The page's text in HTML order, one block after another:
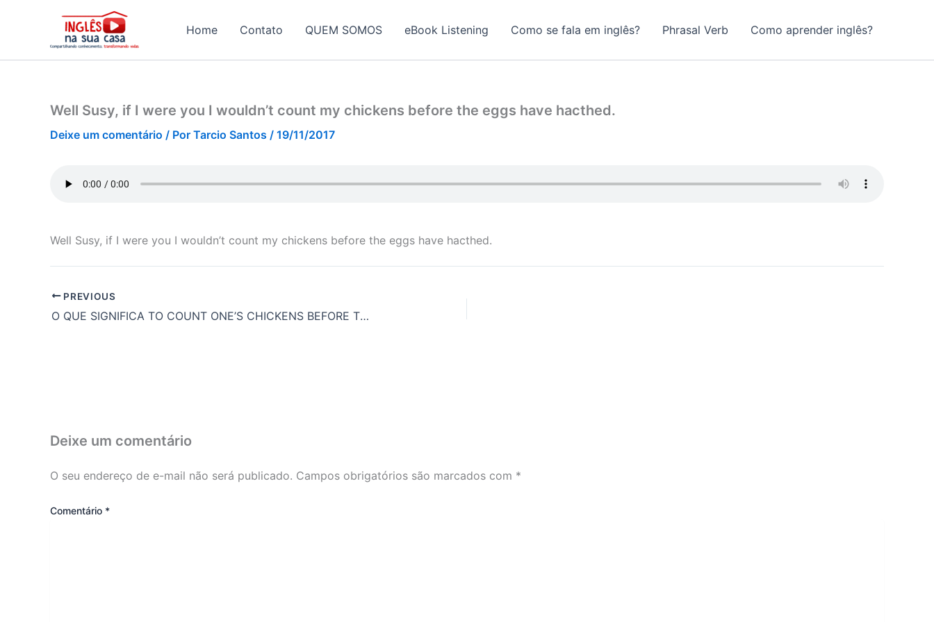
conteúdo
Home Contato QUEM SOMOS eBook Listening Como se fala em inglês? Phrasal Verb Como aprender inglês?
Well Susy, if I were you I wouldn’t count my chickens before the eggs have hacthed.
Deixe um comentário / Por Tarcio Santos / 19/11/2017
Well Susy, if I were you I wouldn’t count my chickens before the eggs have hacthed.
PREVIOUS
O QUE SIGNIFICA TO COUNT ONE’S CHICKENS BEFORE THE EGGS HAVE HATCHED EM PORTUGUÊS?
Deixe um comentário
O seu endereço de e-mail não será publicado. Campos obrigatórios são marcados com *
Comentário *